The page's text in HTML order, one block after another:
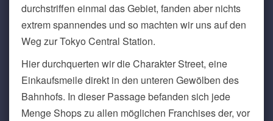
durchstriffen einmal das Gebiet, fanden aber nichts
extrem spannendes und so machten wir uns auf den
Weg zur Tokyo Central Station.
Hier durchquerten wir die Charakter Street, eine
Einkaufsmeile direkt in den unteren Gewölben des
Bahnhofs. In dieser Passage befanden sich jede
Menge Shops zu allen möglichen Franchises der, vor